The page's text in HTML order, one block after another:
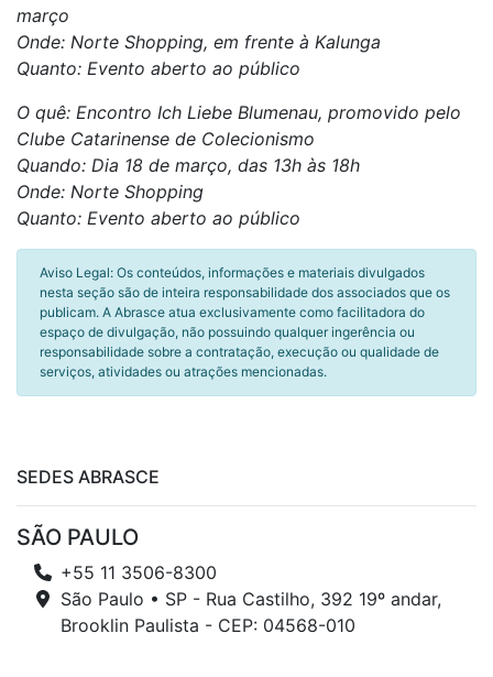
março
Onde: Norte Shopping, em frente à Kalunga
Quanto: Evento aberto ao público
O quê: Encontro Ich Liebe Blumenau, promovido pelo
Clube Catarinense de Colecionismo
Quando: Dia 18 de março, das 13h às 18h
Onde: Norte Shopping
Quanto: Evento aberto ao público
Aviso Legal: Os conteúdos, informações e materiais divulgados
nesta seção são de inteira responsabilidade dos associados que os
publicam. A Abrasce atua exclusivamente como facilitadora do
espaço de divulgação, não possuindo qualquer ingerência ou
responsabilidade sobre a contratação, execução ou qualidade de
serviços, atividades ou atrações mencionadas.
SEDES ABRASCE
SÃO PAULO
+55 11 3506-8300
São Paulo • SP - Rua Castilho, 392 19º andar,
Brooklin Paulista - CEP: 04568-010